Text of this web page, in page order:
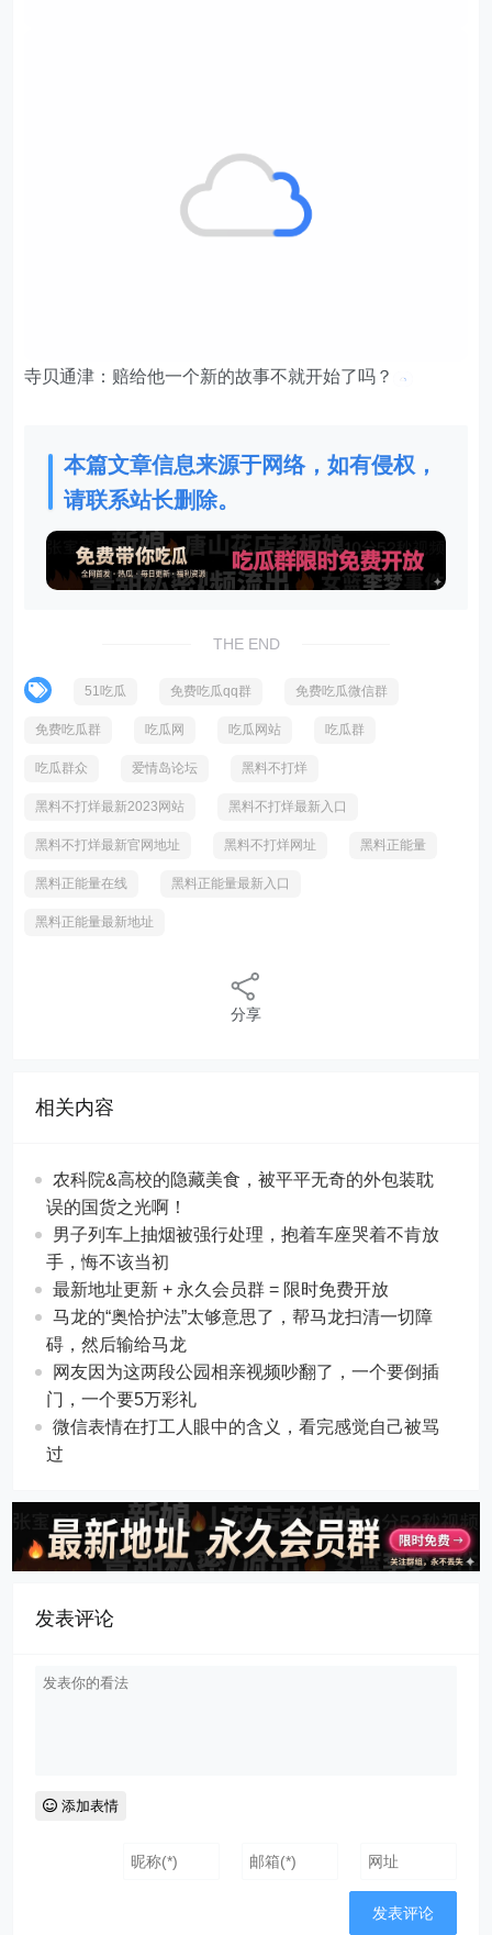
寺贝通津：赔给他一个新的故事不就开始了吗？
本篇文章信息来源于网络，如有侵权，
请联系站长删除。
THE END
51吃瓜 免费吃瓜qq群 免费吃瓜微信群
免费吃瓜群 吃瓜网 吃瓜网站 吃瓜群
吃瓜群众 爱情岛论坛 黑料不打烊
黑料不打烊最新2023网站 黑料不打烊最新入口
黑料不打烊最新官网地址 黑料不打烊网址 黑料正能量
黑料正能量在线 黑料正能量最新入口
黑料正能量最新地址
分享
相关内容
农科院&高校的隐藏美食，被平平无奇的外包装耽
误的国货之光啊！
男子列车上抽烟被强行处理，抱着车座哭着不肯放
手，悔不该当初
最新地址更新 + 永久会员群 = 限时免费开放
马龙的“奥恰护法”太够意思了，帮马龙扫清一切障
碍，然后输给马龙
网友因为这两段公园相亲视频吵翻了，一个要倒插
门，一个要5万彩礼
微信表情在打工人眼中的含义，看完感觉自己被骂
过
发表评论
添加表情